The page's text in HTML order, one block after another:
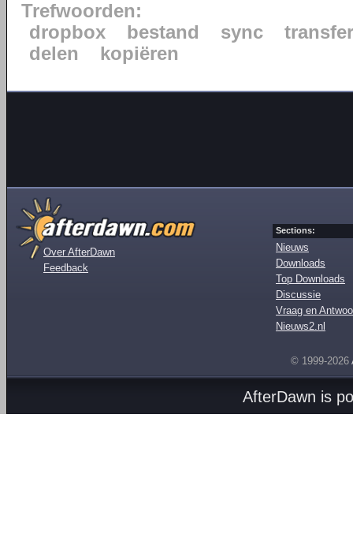
Trefwoorden:
dropbox
bestand sync
transfer
delen
kopiëren
Over AfterDawn
Feedback
Sections:
Nieuws
Downloads
Top Downloads
Discussie
Vraag en
Nieuws2.nl
© 1999-2026
AfterDawn is